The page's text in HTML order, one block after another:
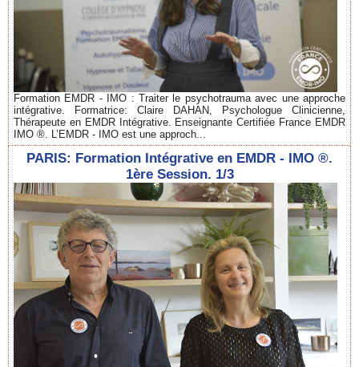
Formation EMDR - IMO : Traiter le psychotrauma avec une approche
intégrative. Formatrice: Claire DAHAN, Psychologue Clinicienne,
Thérapeute en EMDR Intégrative. Enseignante Certifiée France EMDR
IMO ®. L’EMDR - IMO est une approch...
PARIS: Formation Intégrative en EMDR - IMO ®.
1ère Session. 1/3